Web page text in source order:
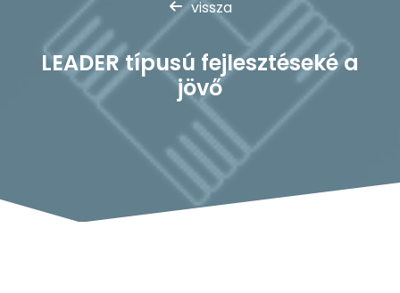
Partnerek
Kapcsolat
Keresés
vissza
LEADER típusú fejlesztéseké a
jövő